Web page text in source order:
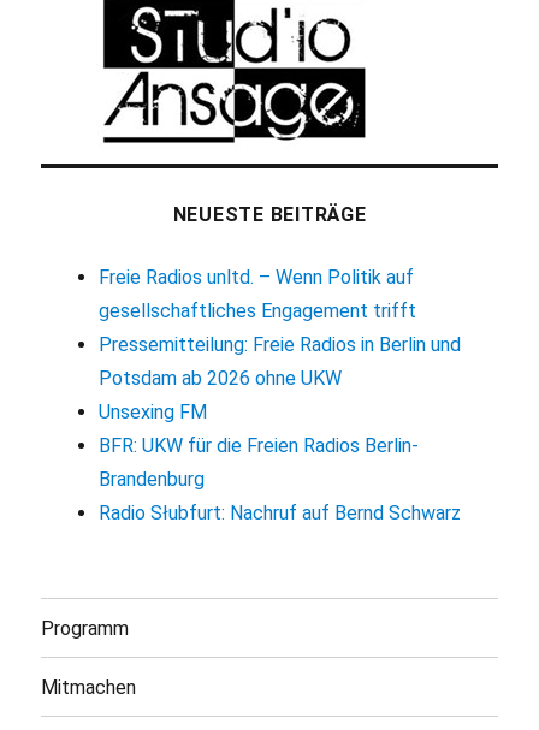
NEUESTE BEITRÄGE
Freie Radios unltd. – Wenn Politik auf
gesellschaftliches Engagement trifft
Pressemitteilung: Freie Radios in Berlin und
Potsdam ab 2026 ohne UKW
Unsexing FM
BFR: UKW für die Freien Radios Berlin-
Brandenburg
Radio Słubfurt: Nachruf auf Bernd Schwarz
Programm
Mitmachen